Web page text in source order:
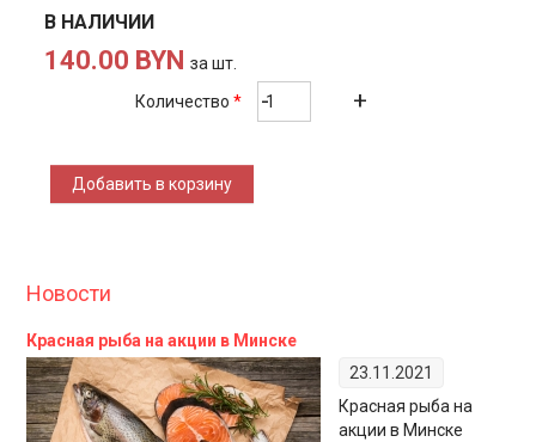
В НАЛИЧИИ
140.00 BYN за шт.
Количество*
Новости
Красная рыба на акции в Минске
23.11.2021
Красная рыба на
акции в Минске